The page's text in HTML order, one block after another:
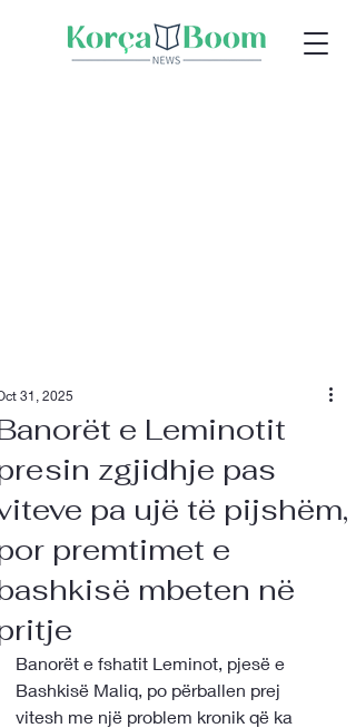
e Leminotit
zgjidhje pas
pa ujë të pijshëm,
premtimet e
mbeten në
31, 2025
Banorët e fshatit Leminot, pjesë e
Bashkisë Maliq, po përballen prej
vitesh me një problem kronik që ka